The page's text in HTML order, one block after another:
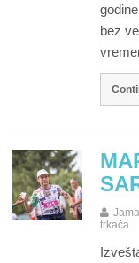
bez
trkača